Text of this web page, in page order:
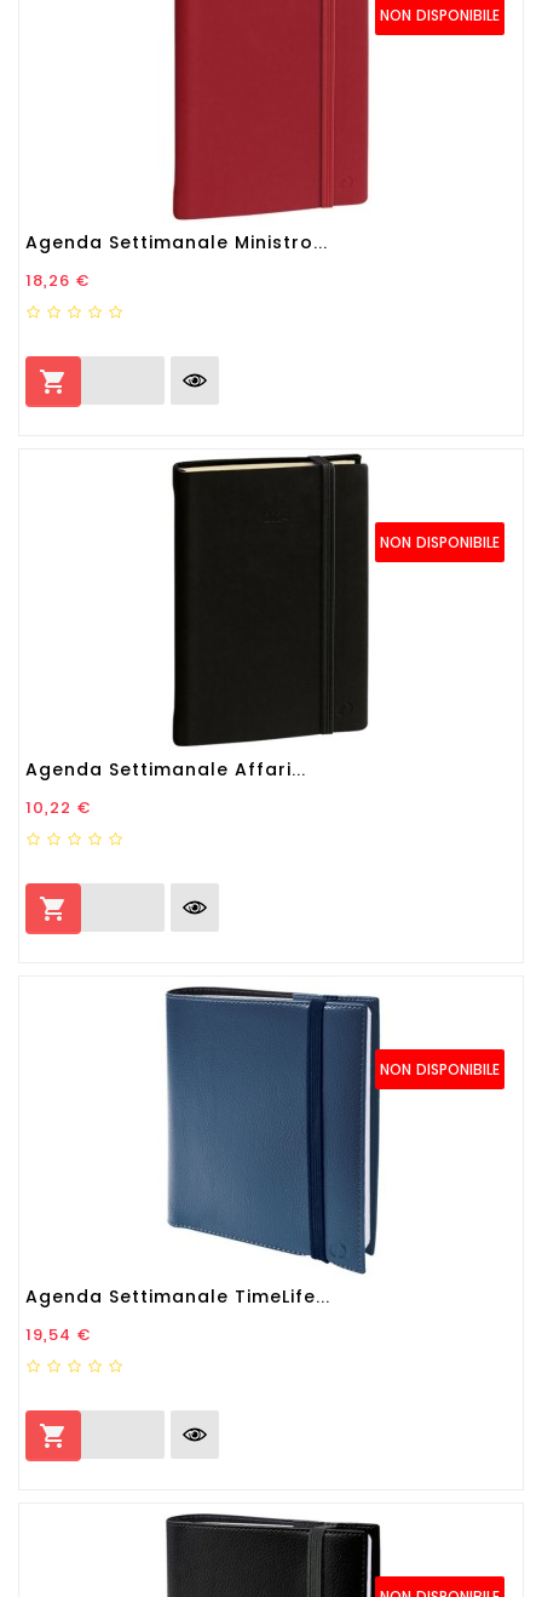
NON DISPONIBILE
Agenda Settimanale Ministro...
Prezzo
18,26 €

NON DISPONIBILE
Agenda Settimanale Affari...
Prezzo
10,22 €

NON DISPONIBILE
Agenda Settimanale TimeLife...
Prezzo
19,54 €
